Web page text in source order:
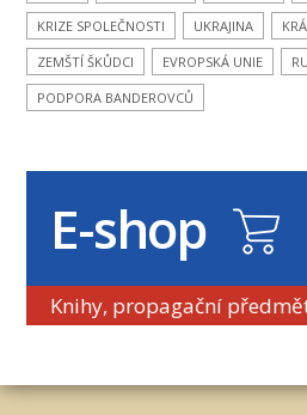
KRIZE SPOLEČNOSTI
UKRAJINA
ZEMŠTÍ ŠKŮDCI
EVROPSKÁ UNIE
PODPORA BANDEROVCŮ
E-shop
Knihy, propagační